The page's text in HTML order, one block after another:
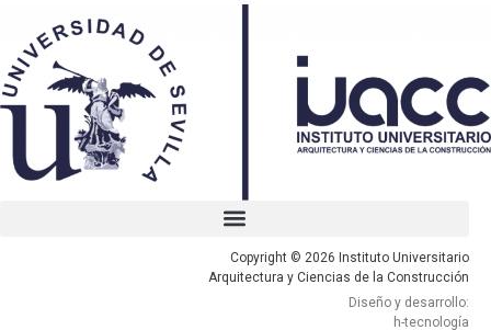
Copyright © 2026 Instituto Universitario
Arquitectura y Ciencias de la Construcción
Diseño y desarrollo:
h-tecnología